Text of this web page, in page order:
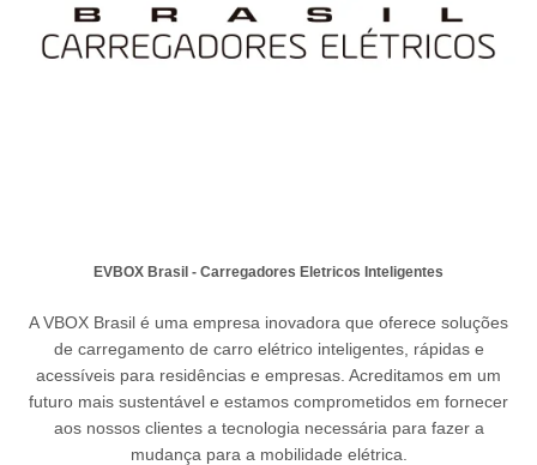
EVBOX Brasil - Carregadores Eletricos Inteligentes
A VBOX Brasil é uma empresa inovadora que oferece soluções
de carregamento de carro elétrico inteligentes, rápidas e
acessíveis para residências e empresas. Acreditamos em um
futuro mais sustentável e estamos comprometidos em fornecer
aos nossos clientes a tecnologia necessária para fazer a
mudança para a mobilidade elétrica.